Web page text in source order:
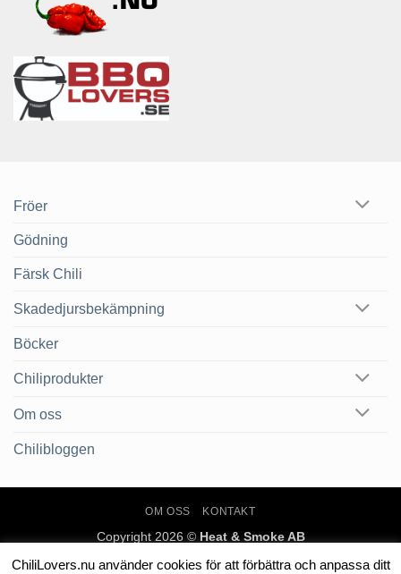
Fröer
Gödning
Färsk Chili
Skadedjursbekämpning
Böcker
Chiliprodukter
Om oss
Chilibloggen
OM OSS KONTAKT
Copyright 2026 © Heat & Smoke AB
ChiliLovers.nu använder cookies för att förbättra och anpassa ditt